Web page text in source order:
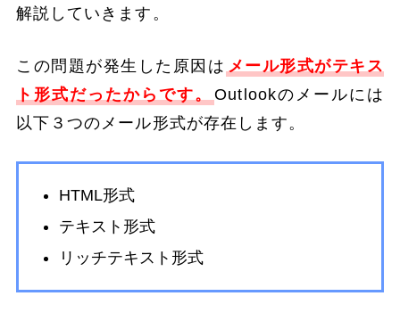
解説していきます。
この問題が発生した原因は メール形式がテキス
ト形式だったからです。 Outlookのメールには
以下３つのメール形式が存在します。
HTML形式
テキスト形式
リッチテキスト形式